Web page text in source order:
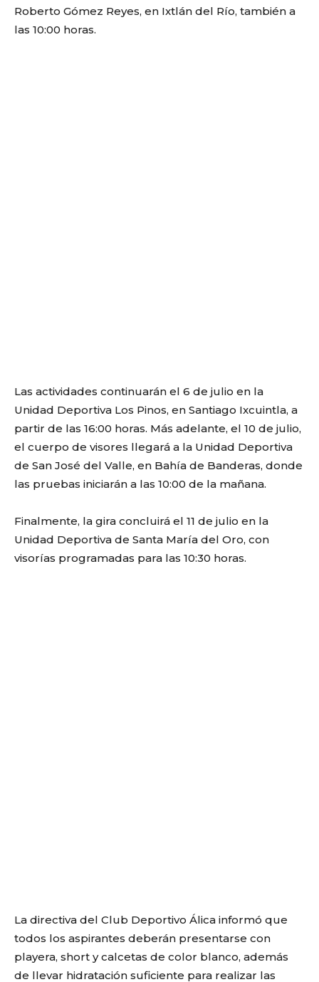
Roberto Gómez Reyes, en Ixtlán del Río, también a
las 10:00 horas.
Las actividades continuarán el 6 de julio en la
Unidad Deportiva Los Pinos, en Santiago Ixcuintla, a
partir de las 16:00 horas. Más adelante, el 10 de julio,
el cuerpo de visores llegará a la Unidad Deportiva
de San José del Valle, en Bahía de Banderas, donde
las pruebas iniciarán a las 10:00 de la mañana.
Finalmente, la gira concluirá el 11 de julio en la
Unidad Deportiva de Santa María del Oro, con
visorías programadas para las 10:30 horas.
La directiva del Club Deportivo Álica informó que
todos los aspirantes deberán presentarse con
playera, short y calcetas de color blanco, además
de llevar hidratación suficiente para realizar las